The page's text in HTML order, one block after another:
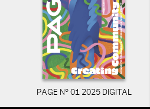
PAGE N° 01 2025 DIGITAL